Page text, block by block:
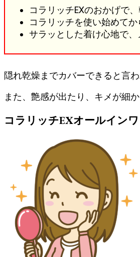
コラリッチEXのおかげで
コラリッチを使い始めて
サラッとした着け心地で、
隠れ乾燥までカバーできると言
また、艶感が出たり、キメが細
コラリッチEXオールイン